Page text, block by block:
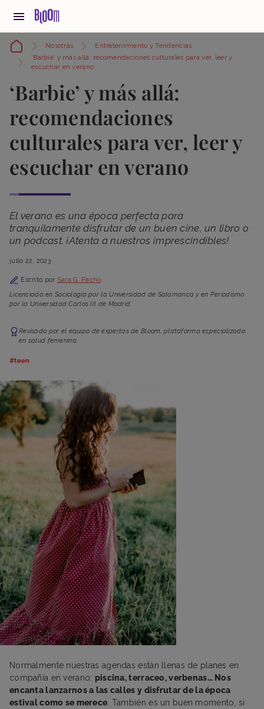
Nosotras
Entretenimiento y Tendencias
‘Barbie’ y más allá: recomendaciones culturales para ver, leer y
escuchar en verano
‘Barbie’ y más allá:
recomendaciones
culturales para ver, leer y
escuchar en verano
El verano es una época perfecta para
tranquilamente disfrutar de un buen cine, un libro o
un podcast. ¡Atenta a nuestros imprescindibles!
julio 22, 2023
Escrito por Sara G. Pacho
Licenciada en Sociología por la Universidad de Salamanca y en Periodismo
por la Universidad Carlos III de Madrid.
Revisado por el equipo de expertas de Bloom, plataforma especializada
en salud femenina.
#teen
Normalmente nuestras agendas están llenas de planes en
compañía en verano: piscina, terraceo, verbenas… Nos
encanta lanzarnos a las calles y disfrutar de la época
estival como se merece . También es un buen momento, si